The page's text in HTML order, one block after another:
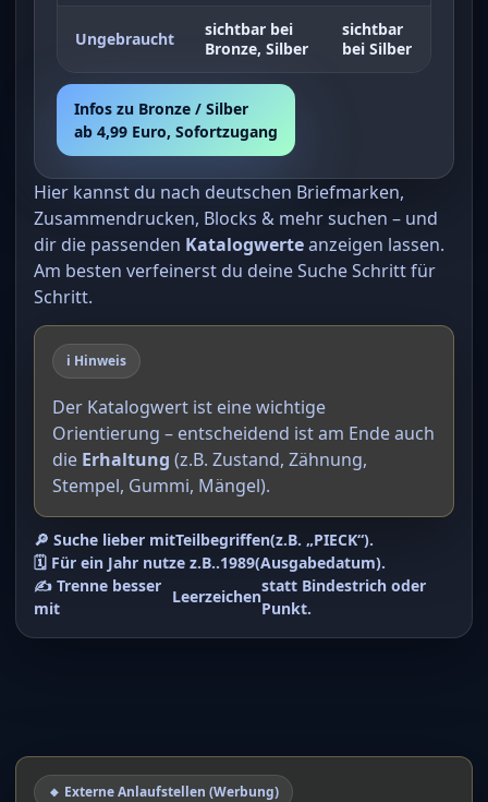
Ungebraucht
sichtbar bei
Bronze, Silber
sichtbar
bei Silber
Infos zu Bronze / Silber
ab 4,99 Euro, Sofortzugang
Hier kannst du nach deutschen Briefmarken,
Zusammendrucken, Blocks & mehr suchen – und
dir die passenden Katalogwerteanzeigen lassen.
Am besten verfeinerst du deine Suche Schritt für
Schritt.
ℹ️ Hinweis
Der Katalogwert ist eine wichtige
Orientierung – entscheidend ist am Ende auch
die Erhaltung (z.B. Zustand, Zähnung,
Stempel, Gummi, Mängel).
🔎 Suche lieber mitTeilbegriffen(z.B. „PIECK“).
🗓️ Für ein Jahr nutze z.B..1989(Ausgabedatum).
✍️ Trenne besser
mit
Leerzeichen
statt Bindestrich oder
Punkt.
🔸 Externe Anlaufstellen (Werbung)